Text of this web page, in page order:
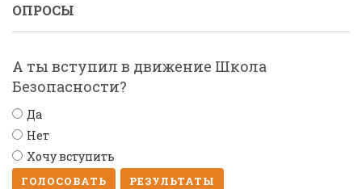
ОПРОСЫ
А ты вступил в движение Школа
Безопасности?
Да
Нет
Хочу вступить
ГОЛОСОВАТЬ РЕЗУЛЬТАТЫ